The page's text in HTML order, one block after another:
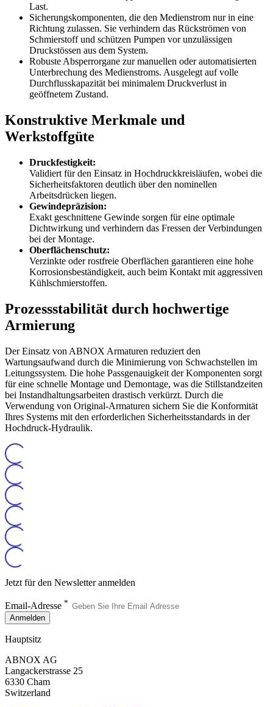
Last.
Sicherungskomponenten, die den Medienstrom nur in eine
Richtung zulassen. Sie verhindern das Rückströmen von
Schmierstoff und schützen Pumpen vor unzulässigen
Druckstössen aus dem System.
Robuste Absperrorgane zur manuellen oder automatisierten
Unterbrechung des Medienstroms. Ausgelegt auf volle
Durchflusskapazität bei minimalem Druckverlust in
geöffnetem Zustand.
Konstruktive Merkmale und
Werkstoffgüte
Druckfestigkeit:
Validiert für den Einsatz in Hochdruckkreisläufen, wobei die
Sicherheitsfaktoren deutlich über den nominellen
Arbeitsdrücken liegen.
Gewindepräzision:
Exakt geschnittene Gewinde sorgen für eine optimale
Dichtwirkung und verhindern das Fressen der Verbindungen
bei der Montage.
Oberflächenschutz:
Verzinkte oder rostfreie Oberflächen garantieren eine hohe
Korrosionsbeständigkeit, auch beim Kontakt mit aggressiven
Kühlschmierstoffen.
Prozessstabilität durch hochwertige
Armierung
Der Einsatz von ABNOX Armaturen reduziert den
Wartungsaufwand durch die Minimierung von Schwachstellen im
Leitungssystem. Die hohe Passgenauigkeit der Komponenten sorgt
für eine schnelle Montage und Demontage, was die Stillstandzeiten
bei Instandhaltungsarbeiten drastisch verkürzt. Durch die
Verwendung von Original-Armaturen sichern Sie die Konformität
Ihres Systems mit den erforderlichen Sicherheitsstandards in der
Hochdruck-Hydraulik.
Jetzt für den Newsletter anmelden
Email-Adresse *
Anmelden
Hauptsitz
ABNOX AG
Langackerstrasse 25
6330 Cham
Switzerland